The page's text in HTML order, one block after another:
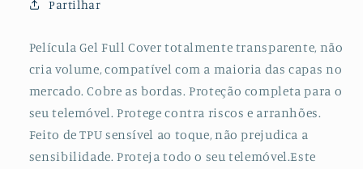
Frente
Verso
para
Honor
Play
6
Verso
para
Honor
Play
6
Partilhar
Película Gel Full Cover totalmente transparente, não
cria volume, compatível com a maioria das capas no
mercado. Cobre as bordas. Proteção completa para o
seu telemóvel. Protege contra riscos e arranhões.
Feito de TPU sensível ao toque, não prejudica a
sensibilidade. Proteja todo o seu telemóvel.Este